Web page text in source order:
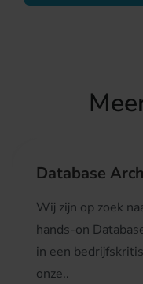
Database
Wij zijn op zoek
hands-on
in een
onze..